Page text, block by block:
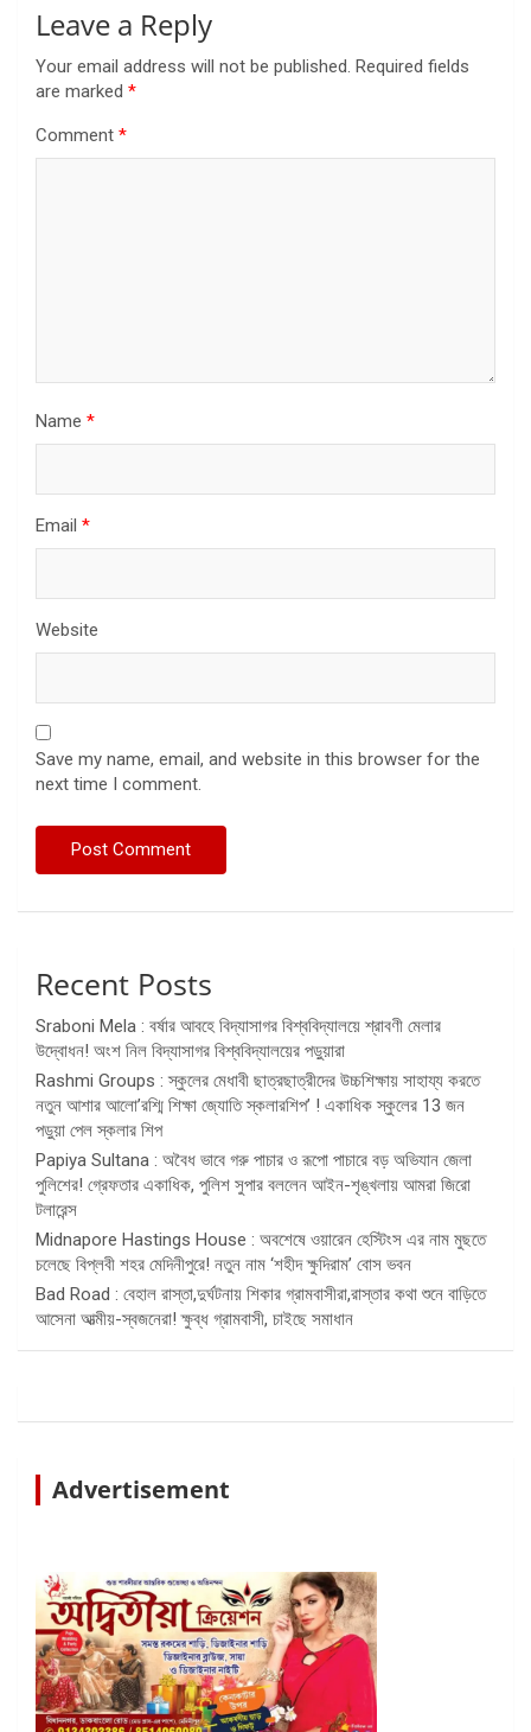
Leave a Reply
Your email address will not be published. Required fields
are marked *
Comment *
Name *
Email *
Website
Save my name, email, and website in this browser for the
next time I comment.
Recent Posts
Sraboni Mela : বর্ষার আবহে বিদ্যাসাগর বিশ্ববিদ্যালয়ে শ্রাবণী মেলার
উদ্বোধন! অংশ নিল বিদ্যাসাগর বিশ্ববিদ্যালয়ের পড়ুয়ারা
Rashmi Groups : স্কুলের মেধাবী ছাত্রছাত্রীদের উচ্চশিক্ষায় সাহায্য করতে
নতুন আশার আলো’রশ্মি শিক্ষা জ্যোতি স্কলারশিপ’ ! একাধিক স্কুলের 13 জন
পড়ুয়া পেল স্কলার শিপ
Papiya Sultana : অবৈধ ভাবে গরু পাচার ও রূপো পাচারে বড় অভিযান জেলা
পুলিশের! গ্রেফতার একাধিক, পুলিশ সুপার বললেন আইন-শৃঙ্খলায় আমরা জিরো
টলারেন্স
Midnapore Hastings House : অবশেষে ওয়ারেন হেস্টিংস এর নাম মুছতে
চলেছে বিপ্লবী শহর মেদিনীপুরে! নতুন নাম ‘শহীদ ক্ষুদিরাম’ বোস ভবন
Bad Road : বেহাল রাস্তা,দুর্ঘটনায় শিকার গ্রামবাসীরা,রাস্তার কথা শুনে বাড়িতে
আসেনা আত্মীয়-স্বজনেরা! ক্ষুব্ধ গ্রামবাসী, চাইছে সমাধান
Advertisement